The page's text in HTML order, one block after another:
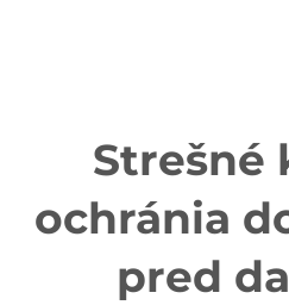
Strešné
ochránia
pred